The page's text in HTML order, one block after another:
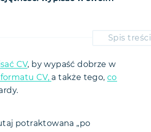
Spis treści
CV, by wypaść dobrze w
CV, a także tego,co
potraktowana „po